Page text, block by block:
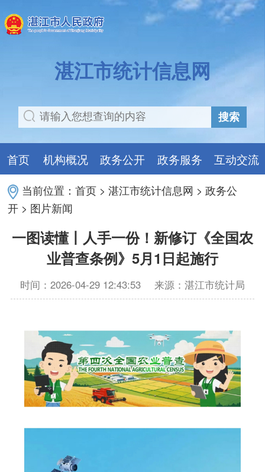
湛江市统计信息网
搜索
首页 机构概况 政务公开 政务服务 互动交流
当前位置：首页 >湛江市统计信息网 >政务公
开 > 图片新闻
一图读懂丨人手一份！新修订《全国农
业普查条例》5月1日起施行
时间：2026-04-29 12:43:53 来源：湛江市统计局